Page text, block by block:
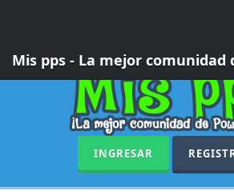
Mis pps - La mejor comunidad
INGRESAR